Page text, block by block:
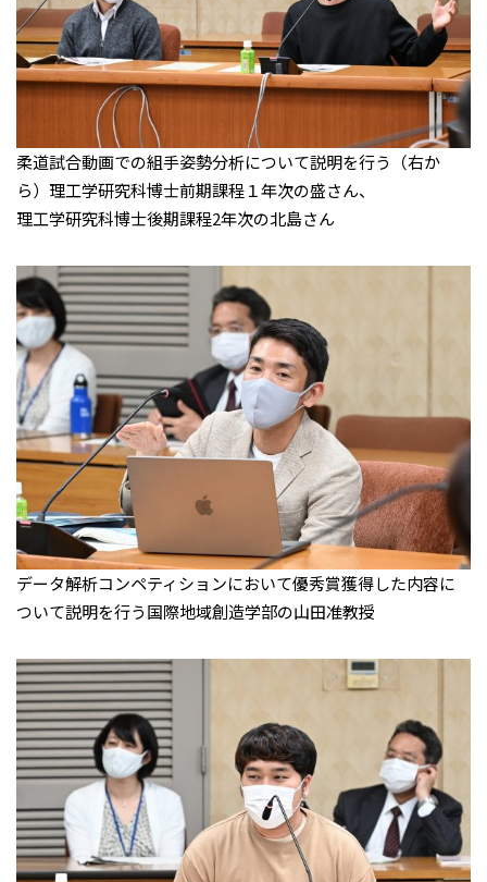
柔道試合動画での組手姿勢分析について説明を行う（右か
ら）理工学研究科博士前期課程１年次の盛さん、
理工学研究科博士後期課程2年次の北島さん
データ解析コンペティションにおいて優秀賞獲得した内容に
ついて説明を行う国際地域創造学部の山田准教授